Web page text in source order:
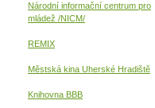
Národní informační centrum pro
mládež /NICM/
REMIX
Městská kina Uherské Hradiště
Knihovna BBB